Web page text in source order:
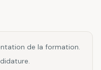
de la formation.